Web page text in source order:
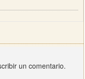
un comentario.